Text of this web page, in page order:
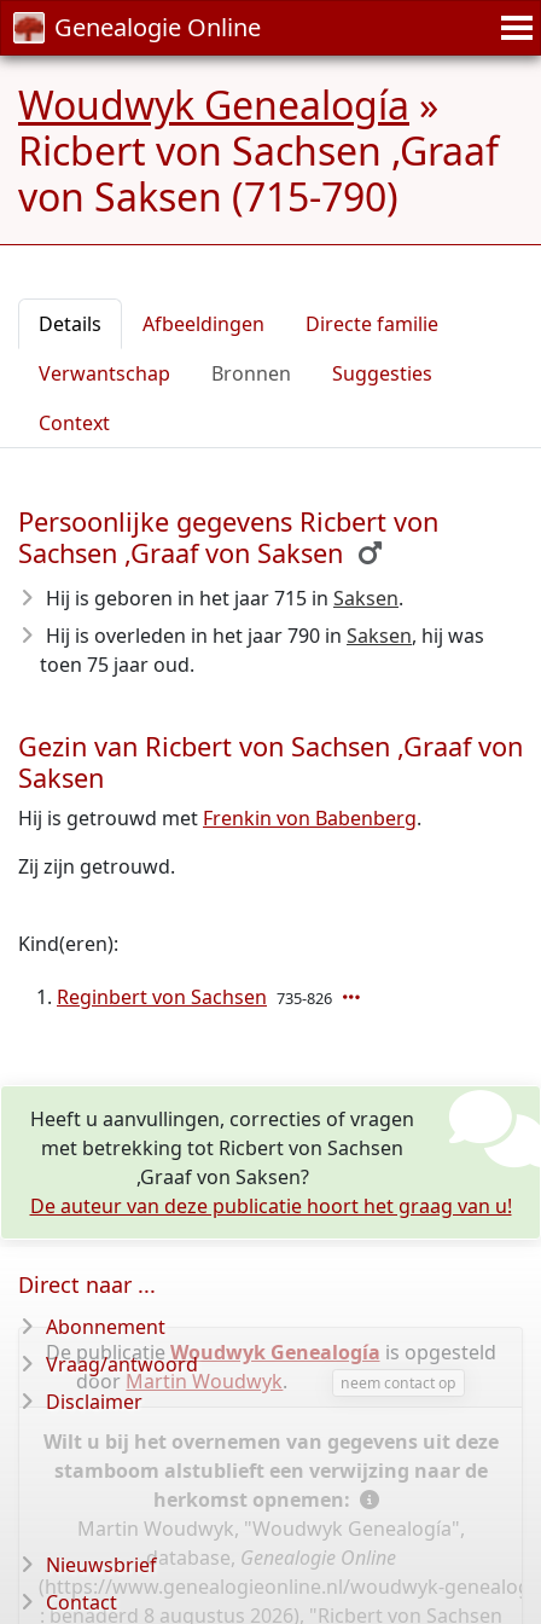
Genealogie Online
Woudwyk Genealogía »
Ricbert von Sachsen ,Graaf
von Saksen (715-790)
Details Afbeeldingen
Directe familie
Verwantschap
Bronnen
Suggesties
Context
Persoonlijke gegevens Ricbert von
Sachsen ,Graaf von Saksen
Hij is geboren in het jaar 715 in Saksen.
Hij is overleden in het jaar 790 in Saksen, hij was
toen 75 jaar oud.
Gezin van Ricbert von Sachsen ,Graaf von
Saksen
Hij is getrouwd met Frenkin von Babenberg.
Zij zijn getrouwd.
Kind(eren):
Reginbert von Sachsen 735-826
Heeft u aanvullingen, correcties of vragen
met betrekking tot Ricbert von Sachsen
,Graaf von Saksen?
De auteur van deze publicatie hoort het graag van u!
De publicatie Woudwyk Genealogía is opgesteld
door Martin Woudwyk. neem contact op
Wilt u bij het overnemen van gegevens uit deze
stamboom alstublieft een verwijzing naar de
herkomst opnemen:
Martin Woudwyk, "Woudwyk Genealogía",
database, Genealogie Online
(https://www.genealogieonline.nl/woudwyk-
: benaderd 8 augustus 2026), "Ricbert von Sachsen
Direct naar ...
Abonnement
Vraag/antwoord
Disclaimer
Nieuwsbrief
Contact